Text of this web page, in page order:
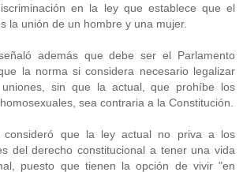
en la ley que establece que el
la unión de un hombre y una mujer.
además que debe ser el Parlamento
la norma si considera necesario legalizar
sin que la actual, que prohíbe los
sea contraria a la Constitución.
consideró que la ley actual no priva a los
del derecho constitucional a tener una vida
puesto que tienen la opción de vivir "en